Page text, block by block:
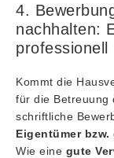
4.
nachhalten:
professionell
Kommt die
für die Betreuung
schriftliche
Eigentümer
Wie eine gute